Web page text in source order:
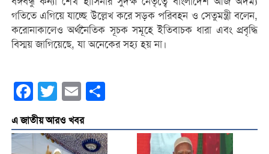
গতিতে এগিয়ে যাচ্ছে উল্লেখ করে সড়ক পরিবহন ও সেতুমন্ত্রী বলেন,
করোনাকালেও অর্থনৈতিক সূচক সমূহে ইতিবাচক ধারা এবং প্রবৃদ্ধি
বিস্ময় জাগিয়েছে, যা অনেকের সহ্য হয় না।
Facebook
Twitter Email
এ জাতীয় আরও খবর